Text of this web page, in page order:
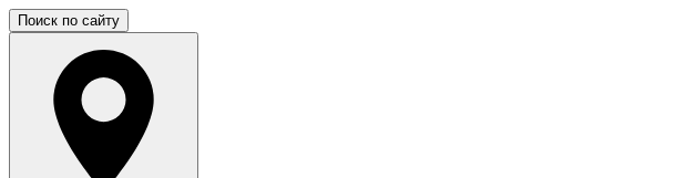
Поиск по сайту